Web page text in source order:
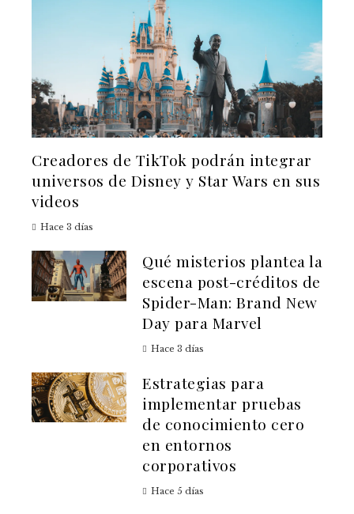
Creadores de TikTok podrán integrar
universos de Disney y Star Wars en sus
videos
Hace 3 días
Qué misterios plantea la
escena post-créditos de
Spider-Man: Brand New
Day para Marvel
Hace 3 días
Estrategias para
implementar pruebas
de conocimiento cero
en entornos
corporativos
Hace 5 días